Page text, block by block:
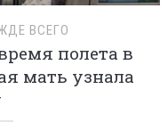
ВСЕГО
полета в
мать узнала